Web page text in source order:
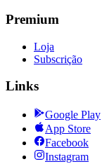
Premium
Loja
Subscrição
Links
Google Play
App Store
Facebook
Instagram